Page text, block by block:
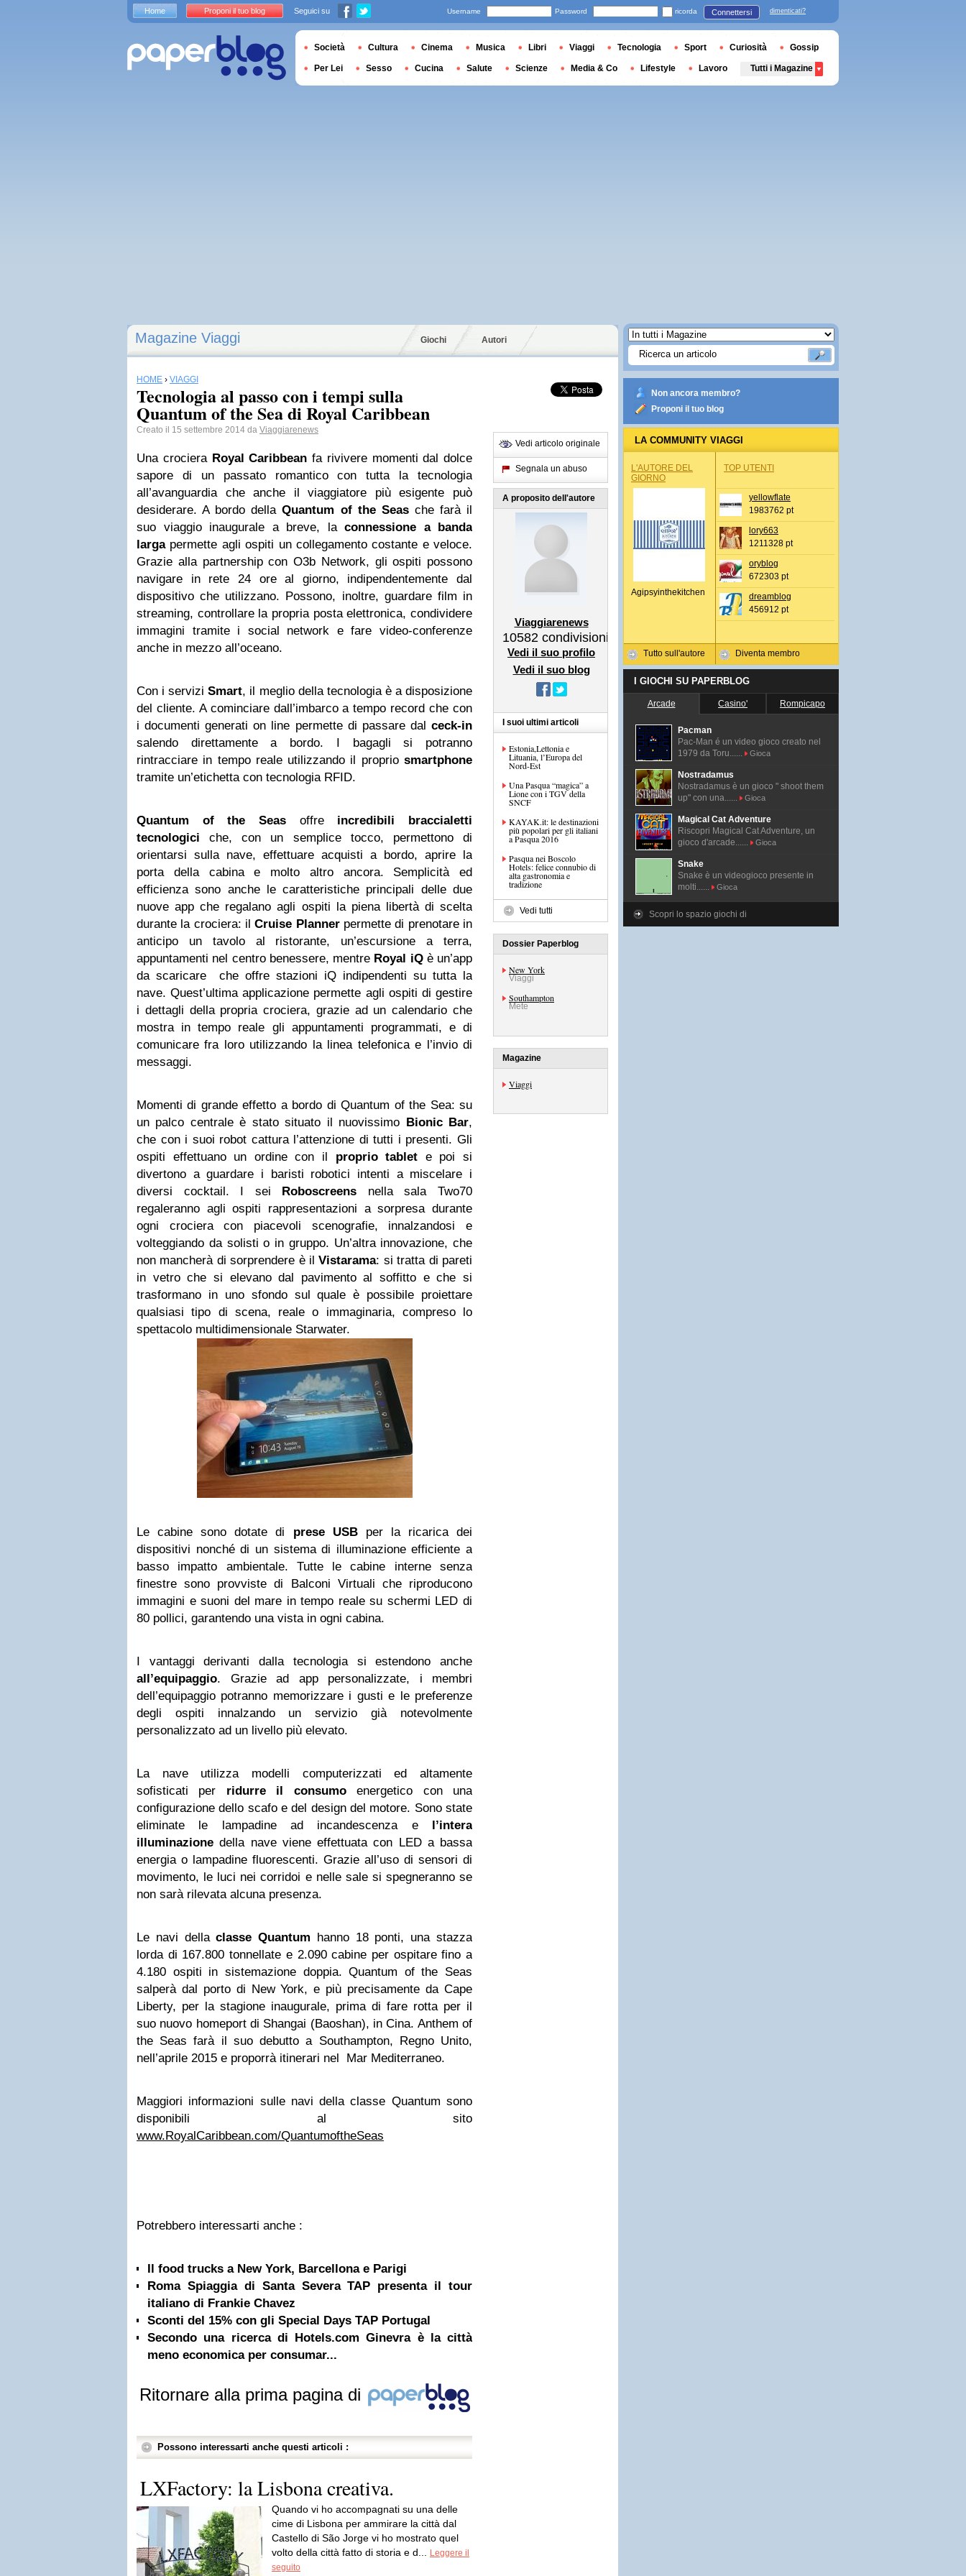
Magazine Viaggi Giochi Autori
HOME › VIAGGI
Tecnologia al passo con i tempi sulla
Quantum of the Sea di Royal Caribbean
Creato il 15 settembre 2014 da Viaggiarenews
Una crociera Royal Caribbean fa rivivere momenti dal dolce
sapore di un passato romantico con tutta la tecnologia
all’avanguardia che anche il viaggiatore più esigente può
desiderare. A bordo dellaQuantum of the Seasche farà il
suo viaggio inaugurale a breve, la connessione a banda
largapermette agli ospiti un collegamento costante e veloce.
Grazie alla partnership con O3b Network, gli ospiti possono
navigare in rete 24 ore al giorno, indipendentemente dal
dispositivo che utilizzano. Possono, inoltre, guardare film in
streaming, controllare la propria posta elettronica, condividere
immagini tramite i social network e fare video-conferenze
anche in mezzo all’oceano.
Con i serviziSmart, il meglio della tecnologia è a disposizione
del cliente. A cominciare dall’imbarco a tempo record che con
i documenti generati on line permette di passare dal ceck-in
salendo direttamente a bordo. I bagagli si potranno
rintracciare in tempo reale utilizzando il proprio smartphone
tramite un’etichetta con tecnologia RFID.
Quantum of the Seas offre incredibili braccialetti
tecnologici che, con un semplice tocco, permettono di
orientarsi sulla nave, effettuare acquisti a bordo, aprire la
porta della cabina e molto altro ancora. Semplicità ed
efficienza sono anche le caratteristiche principali delle due
nuove app che regalano agli ospiti la piena libertà di scelta
durante la crociera: ilCruise Plannerpermette di prenotare in
anticipo un tavolo al ristorante, un’escursione a terra,
appuntamenti nel centro benessere, mentre Royal iQè un’app
da scaricare che offre stazioni iQ indipendenti su tutta la
nave. Quest’ultima applicazione permette agli ospiti di gestire
i dettagli della propria crociera, grazie ad un calendario che
mostra in tempo reale gli appuntamenti programmati, e di
comunicare fra loro utilizzando la linea telefonica e l’invio di
messaggi.
Momenti di grande effetto a bordo di Quantum of the Sea: su
un palco centrale è stato situato il nuovissimo Bionic Bar,
che con i suoi robot cattura l’attenzione di tutti i presenti. Gli
ospiti effettuano un ordine con il proprio tablet e poi si
divertono a guardare i baristi robotici intenti a miscelare i
diversi cocktail. I sei Roboscreens nella sala Two70
regaleranno agli ospiti rappresentazioni a sorpresa durante
ogni crociera con piacevoli scenografie, innalzandosi e
volteggiando da solisti o in gruppo. Un’altra innovazione, che
non mancherà di sorprendere è ilVistarama: si tratta di pareti
in vetro che si elevano dal pavimento al soffitto e che si
trasformano in uno sfondo sul quale è possibile proiettare
qualsiasi tipo di scena, reale o immaginaria, compreso lo
spettacolo multidimensionale Starwater.
Le cabine sono dotate di prese USBper la ricarica dei
dispositivi nonché di un sistema di illuminazione efficiente a
basso impatto ambientale. Tutte le cabine interne senza
finestre sono provviste di Balconi Virtuali che riproducono
immagini e suoni del mare in tempo reale su schermi LED di
80 pollici, garantendo una vista in ogni cabina.
I vantaggi derivanti dalla tecnologia si estendono anche
all’equipaggio. Grazie ad app personalizzate, i membri
dell’equipaggio potranno memorizzare i gusti e le preferenze
degli ospiti innalzando un servizio già notevolmente
personalizzato ad un livello più elevato.
La nave utilizza modelli computerizzati ed altamente
sofisticati per ridurre il consumoenergetico con una
configurazione dello scafo e del design del motore. Sono state
eliminate le lampadine ad incandescenza e l’intera
illuminazione della nave viene effettuata con LED a bassa
energia o lampadine fluorescenti. Grazie all’uso di sensori di
movimento, le luci nei corridoi e nelle sale si spegneranno se
non sarà rilevata alcuna presenza.
Le navi dellaclasse Quantum hanno 18 ponti, una stazza
lorda di 167.800 tonnellate e 2.090 cabine per ospitare fino a
4.180 ospiti in sistemazione doppia. Quantum of the Seas
salperà dal porto di New York, e più precisamente da Cape
Liberty, per la stagione inaugurale, prima di fare rotta per il
suo nuovo homeport di Shangai (Baoshan), in Cina. Anthem of
the Seas farà il suo debutto a Southampton, Regno Unito,
nell’aprile 2015 e proporrà itinerari nel Mar Mediterraneo.
Maggiori informazioni sulle navi della classe Quantum sono
disponibili al sito
www.RoyalCaribbean.com/QuantumoftheSeas
Potrebbero interessarti anche :
Il food trucks a New York, Barcellona e Parigi
Roma Spiaggia di Santa Severa TAP presenta il tour
italiano di Frankie Chavez
Sconti del 15% con gli Special Days TAP Portugal
Secondo una ricerca di Hotels.com Ginevra è la città
meno economica per consumar...
Ritornare alla prima pagina di
Possono interessarti anche questi articoli :
LXFactory: la Lisbona creativa.
Quando vi ho accompagnati su una delle
cime di Lisbona per ammirare la città dal
Castello di São Jorge vi ho mostrato quel
volto della città fatto di storia e d...
Leggere il
seguito
Vedi articolo originale
Segnala un abuso
A proposito dell'autore
Viaggiarenews
10582 condivisioni
Vedi il suo profilo
Vedi il suo blog
I suoi ultimi articoli
Estonia,Lettonia e
Lituania, l’Europa del
Nord-Est
Una Pasqua “magica” a
Lione con i TGV della
SNCF
KAYAK.it: le destinazioni
più popolari per gli italiani
a Pasqua 2016
Pasqua nei Boscolo
Hotels: felice connubio di
alta gastronomia e
tradizione
Vedi tutti
Dossier Paperblog
New York
Viaggi
Southampton
Mete
Magazine
Viaggi
Non ancora membro?
Proponi il tuo blog
LA COMMUNITY VIAGGI
L'AUTORE DEL
GIORNO
Agipsyinthekitchen
Tutto sull'autore
TOP UTENTI
yellowflate
1983762 pt
lory663
1211328 pt
oryblog
672303 pt
dreamblog
456912 pt
Diventa membro
I GIOCHI SU PAPERBLOG
Arcade Casino' Rompicapo
Pacman
Pac-Man é un video gioco creato nel
1979 da Toru......
Gioca
Nostradamus
Nostradamus è un gioco " shoot them
up" con una......
Gioca
Magical Cat Adventure
Riscopri Magical Cat Adventure, un
gioco d'arcade......
Gioca
Snake
Snake è un videogioco presente in
molti......
Gioca
Scopri lo spazio giochi di
Home Proponi il tuo blog Seguici su Username Password ricorda Connettersi dimenticati?
Società Cultura Cinema Musica Libri Viaggi Tecnologia Sport Curiosità Gossip
Per Lei Sesso Cucina Salute Scienze Media & Co Lifestyle Lavoro Tutti i Magazine